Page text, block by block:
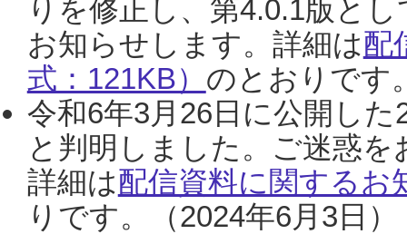
りを修正し、第4.0.1版と
お知らせします。詳細は配
式：121KB） のとおりです
令和6年3月26日に公開し
と判明しました。ご迷惑
詳細は配信資料に関するお
りです。（2024年6月3日）